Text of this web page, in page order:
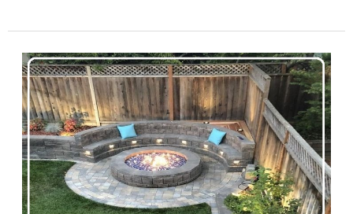
أعمال
تنسيق
الحدائق
بالرياض
|0560048269